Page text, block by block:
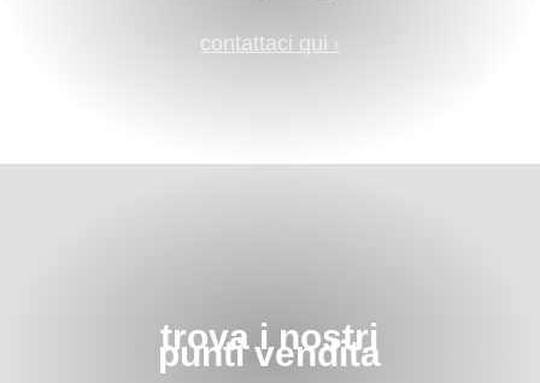
contattaci qui
trova i nostri
punti vendita